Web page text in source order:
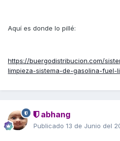
Aquí es donde lo pillé:
https://buergodistribucion.com/
limpieza-sistema-de-gasolina-fuel-
abhang
Publicado 13 de Junio del